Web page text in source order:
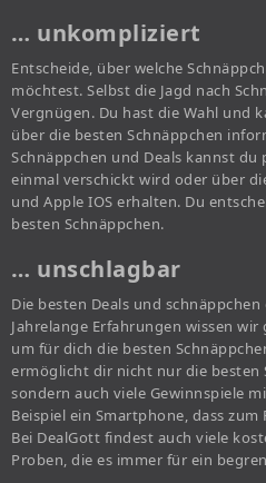
… unkompliziert
Entscheide, über welche
möchtest. Selbst die Jagd nach
Vergnügen. Du hast die Wahl und
über die besten Schnäppchen
Schnäppchen und Deals kannst du
einmal verschickt wird oder über
und Apple IOS erhalten. Du
besten Schnäppchen.
… unschlagbar
Die besten Deals und
Jahrelange Erfahrungen wissen
um für dich die besten
ermöglicht dir nicht nur die besten
sondern auch viele Gewinnspiele
Beispiel ein Smartphone, dass
Bei DealGott findest auch viele
Proben, die es immer für ein